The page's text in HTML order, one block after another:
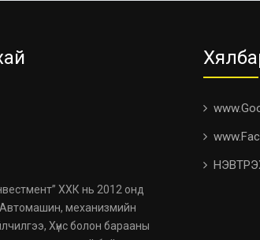
ХХК нь 2012 онд
механизмийн
Хүнс болон барааны